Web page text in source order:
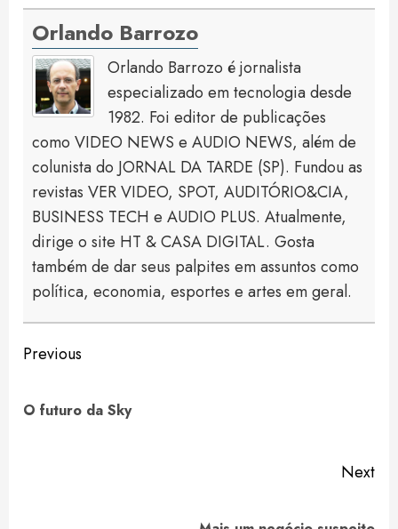
Orlando Barrozo
Orlando Barrozo é jornalista
especializado em tecnologia desde
1982. Foi editor de publicações
como VIDEO NEWS e AUDIO NEWS, além de
colunista do JORNAL DA TARDE (SP). Fundou as
revistas VER VIDEO, SPOT, AUDITÓRIO&CIA,
BUSINESS TECH e AUDIO PLUS. Atualmente,
dirige o site HT & CASA DIGITAL. Gosta
também de dar seus palpites em assuntos como
política, economia, esportes e artes em geral.
Continue
Previous
O futuro da Sky
Next